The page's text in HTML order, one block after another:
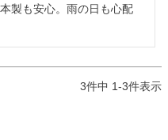
製も安心。雨の日も心配
3件中 1-3件表示